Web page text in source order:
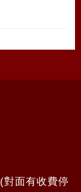
面有收費停